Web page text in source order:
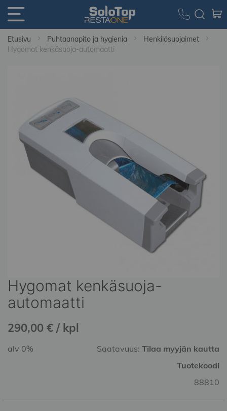
Etusivu Puhtaanapito ja hygienia
Henkilösuojaimet
Hygomat kenkäsuoja-automaatti
Hygomat kenkäsuoja-
automaatti
290,00 € / kpl
Saatavuus: Tilaa myyjän kautta
Tuotekoodi
88810
alv 0%
images
gallery
Skip
to
the
of
images